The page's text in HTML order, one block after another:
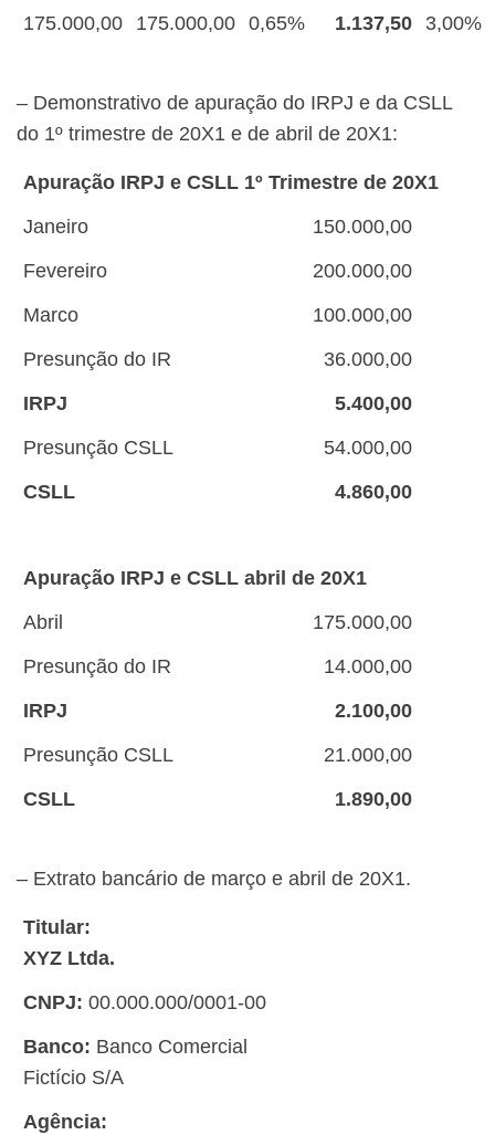
175.000,00
175.000,00 0,65% 1.137,50 3,00%
– Demonstrativo de apuração do IRPJ e da CSLL
do 1º trimestre de 20X1 e de abril de 20X1:
Apuração IRPJ e CSLL 1º Trimestre de 20X1
Janeiro
150.000,00
Fevereiro
200.000,00
Marco
100.000,00
Presunção do IR
36.000,00
IRPJ
5.400,00
Presunção CSLL
54.000,00
CSLL
4.860,00
Apuração IRPJ e CSLL abril de 20X1
Abril
175.000,00
Presunção do IR
14.000,00
IRPJ
2.100,00
Presunção CSLL
21.000,00
CSLL
1.890,00
– Extrato bancário de março e abril de 20X1.
Titular:
XYZ Ltda.
CNPJ: 00.000.000/0001-00
Banco: Banco Comercial
Fictício S/A
Agência: